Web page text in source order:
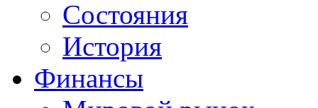
Состояния
История
Финансы